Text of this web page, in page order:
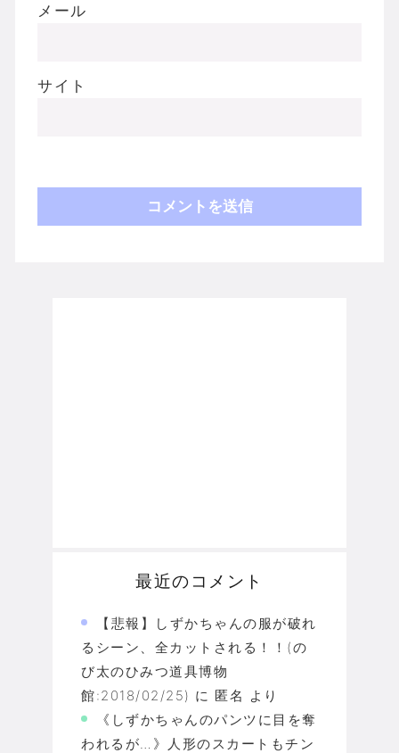
メール
サイト
最近のコメント
【悲報】しずかちゃんの服が破れ
るシーン、全カットされる！！(の
び太のひみつ道具博物
館:2018/02/25) に 匿名 より
《しずかちゃんのパンツに目を奪
われるが…》人形のスカートもチン